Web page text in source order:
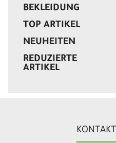
BEKLEIDUNG
TOP ARTIKEL
NEUHEITEN
REDUZIERTE
ARTIKEL
KONTAKT